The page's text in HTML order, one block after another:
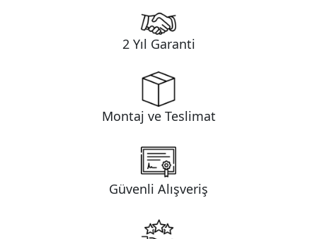
2 Yıl Garanti
Montaj ve Teslimat
Güvenli Alışveriş